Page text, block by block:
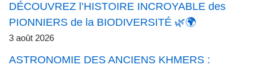
DÉCOUVREZ l’HISTOIRE INCROYABLE des
PIONNIERS de la BIODIVERSITÉ 🌿🌍
3 août 2026
ASTRONOMIE DES ANCIENS KHMERS :